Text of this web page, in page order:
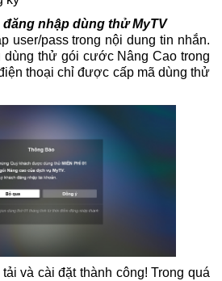
nhập dùng thử MyTV
user/pass trong nội dung tin nhắn.
dùng thử gói cước Nâng Cao trong
thoại chỉ được cấp mã dùng thử
và cài đặt thành công! Trong quá